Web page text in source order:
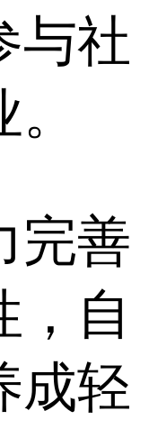
与社
完善
，自
成轻